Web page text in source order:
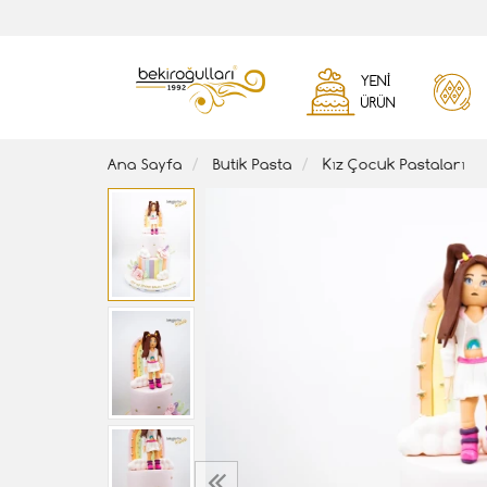
YENI
ÜRÜN
Ana Sayfa Butik Pasta Kız Çocuk Pastaları